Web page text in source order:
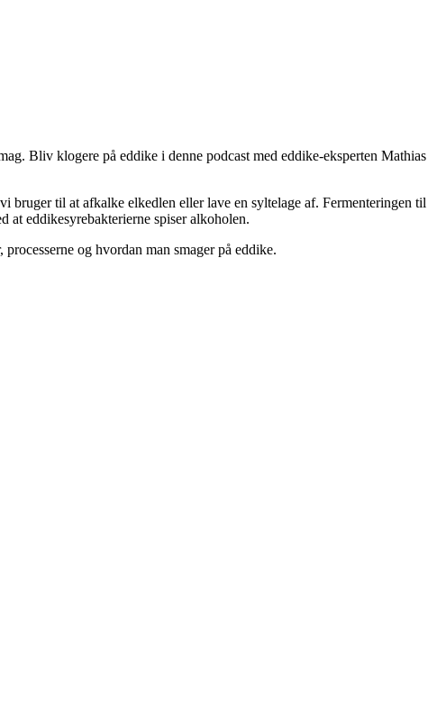
Bliv klogere på eddike i denne podcast med eddike-eksperten Mathias
bruger til at afkalke elkedlen eller lave en syltelage af. Fermenteringen til
at eddikesyrebakterierne spiser alkoholen.
og hvordan man smager på eddike.